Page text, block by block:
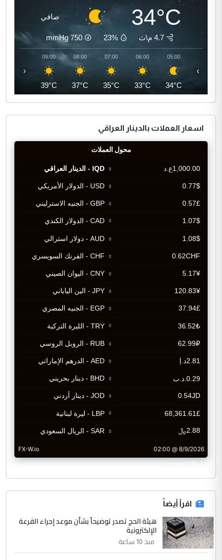
34°C صافي
4.7 م\ث 23%
750
mmHg
05:00
34°C
06:00
33°C
07:00
35°C
08:00
37°C
09:00
39°C
‹ ›
اسعار العملات بالدينار العراقي
CurrencyRate
اقرأ أيضاً
هيئة الحج تصدر توضيحاً بشأن موعد إجراء القرعة
الإلكترونية
منذ 10 ساعة